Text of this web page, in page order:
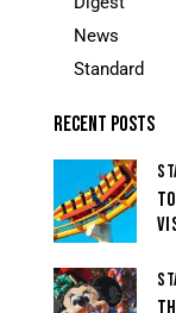
News
Standard
RECENT POSTS